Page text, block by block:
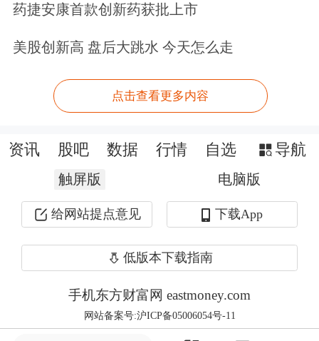
加。
青山做空镍主要有两个动机，一是青山
青山的主业不锈钢、镍生铁、电池镍，
镍都是最重要的原材料，为摆脱镍进口
价格波动的影响，青山获取了印尼的
4.7万公顷红土镍矿的开采权，青山手
空单，如镍价格下降，手中的空单盈
药捷安康首款创新药获批上市
美股创新高 盘后大跳水 今天怎么走
点击查看更多内容
资讯 股吧 数据 行情 自选 导航
触屏版 电脑版
给网站提点意见 下载App
低版本下载指南
手机东方财富网 eastmoney.com
网站备案号:沪ICP备05006054号-11